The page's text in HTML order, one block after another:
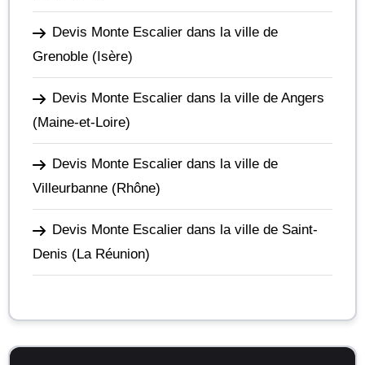
Devis Monte Escalier dans la ville de
Grenoble (Isère)
Devis Monte Escalier dans la ville de Angers
(Maine-et-Loire)
Devis Monte Escalier dans la ville de
Villeurbanne (Rhône)
Devis Monte Escalier dans la ville de Saint-
Denis (La Réunion)